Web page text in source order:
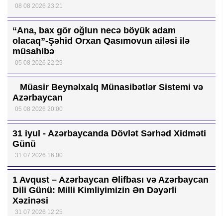
08 08 2026 23:21
“Ana, bax gör oğlun necə böyük adam
olacaq”-Şəhid Orxan Qasımovun ailəsi ilə
müsahibə
05 08 2026 22:29
Müasir Beynəlxalq Münasibətlər Sistemi və
Azərbaycan
05 08 2026 20:00
31 iyul - Azərbaycanda Dövlət Sərhəd Xidməti
Günü
31 07 2026 16:00
1 Avqust – Azərbaycan Əlifbası və Azərbaycan
Dili Günü: Milli Kimliyimizin Ən Dəyərli
Xəzinəsi
31 07 2026 12:25